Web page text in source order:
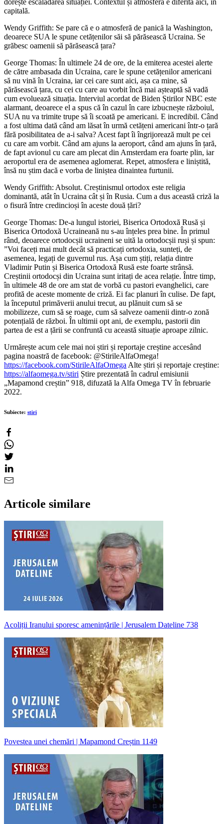
capitală.
Wendy Griffith: Se pare că e o atmosferă de panică la Washington,
deoarece SUA le spune cetățenilor săi să părăsească Ucraina. Se
grăbesc oamenii să părăsească țara?
George Thomas: În ultimele 24 de ore, de la emiterea acestei alerte
de către ambasada din Ucraina, care le spune cetățenilor americani
să nu vină în Ucraina, iar cei care sunt aici, așa ca mine, să
părăsească țara, cu cei cu care au vorbit încă mai așteaptă să vadă
cum evoluează situația. Interviul acordat de Biden Știrilor NBC este
alarmant, deoarece el a spus că în cazul în care izbucnește războiul,
SUA nu va trimite trupe să îi scoată pe americani. E incredibil. Când
a fost ultima dată când am lăsat în urmă cetățeni americani într-o țară
fără posibilitatea de a-i salva? Acest fapt îi îngrijorează mult pe cei
cu care am vorbit. Când am ajuns la aeroport, când am ajuns în țară,
de fapt avionul cu care am plecat din Amsterdam era foarte plin, iar
aeroportul era de asemenea aglomerat. Repet, atmosfera e liniștită,
însă nu știm dacă e vorba de liniștea dinaintea furtunii.
Wendy Griffith: Absolut. Creștinismul ortodox este religia
dominantă, atât în Ucraina cât și în Rusia. Cum a dus această criză la
o fisură între credincioși în aceste două țări?
George Thomas: De-a lungul istoriei, Biserica Ortodoxă Rusă și
Biserica Ortodoxă Ucraineană nu s-au înțeles prea bine. În primul
rând, deoarece ortodocșii ucraineni se uită la ortodocșii ruși și spun:
”Voi faceți mai mult decât să practicați ortodoxia, sunteți, de
asemenea, legați de guvernul rus. Așa cum știți, relația dintre
Vladimir Putin și Biserica Ortodoxă Rusă este foarte strânsă.
Creștinii ortodocși din Ucraina sunt iritați de acea relație. Între timp,
în ultimele 48 de ore am stat de vorbă cu pastori evanghelici, care
profită de aceste momente de criză. Ei fac planuri în culise. De fapt,
la începutul primăverii anului trecut, au plănuit cum să se
mobilizeze, cum să se roage, cum să salveze oamenii dintr-o zonă
potențială de război. În ultimii opt ani, de exemplu, pastorii din
partea de est a țării se confruntă cu această situație aproape zilnic.
Urmărește acum cele mai noi știri și reportaje creștine accesând
pagina noastră de facebook: @StirileAlfaOmega!
https://facebook.com/StirileAlfaOmega Alte știri și reportaje creștine:
https://alfaomega.tv/stiri Știre prezentată în cadrul emisiunii
„Mapamond creștin” 918, difuzată la Alfa Omega TV în februarie
2022.
Subiecte: stiri
Articole similare
Acoliții Iranului sporesc amenințările | Jerusalem Dateline 738
Povestea unei chemări | Mapamond Creștin 1149